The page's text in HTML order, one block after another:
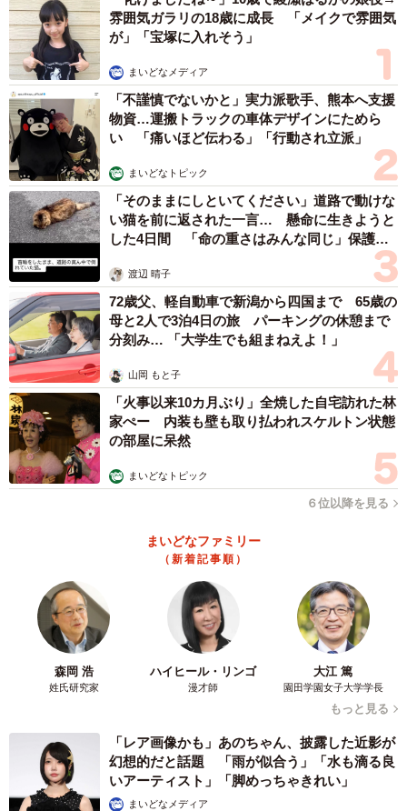
雰囲気ガラリの18歳に成長 「メイクで雰囲気
が」「宝塚に入れそう」
まいどなメディア
「不謹慎でないかと」実力派歌手、熊本へ支援
物資…運搬トラックの車体デザインにためら
い 「痛いほど伝わる」「行動され立派」
まいどなトピック
「そのままにしといてください」道路で動けな
い猫を前に返された一言… 懸命に生きようと
した4日間 「命の重さはみんな同じ」保護団
渡辺 晴子
72歳父、軽自動車で新潟から四国まで 65歳の
母と2人で3泊4日の旅 パーキングの休憩まで
分刻み… 「大学生でも組まねえよ！」
山岡 もと子
「火事以来10カ月ぶり」全焼した自宅訪れた林
家ぺー 内装も壁も取り払われスケルトン状態
の部屋に呆然
まいどなトピック
６位以降を見る
まいどなファミリー
（新着記事順）
森岡 浩
姓氏研究家
ハイヒール・リンゴ
漫才師
大江 篤
園田学園女子大学学長
もっと見る
「レア画像かも」あのちゃん、披露した近影が
幻想的だと話題 「雨が似合う」「水も滴る良
いアーティスト」「脚めっちゃきれい」
まいどなメディア